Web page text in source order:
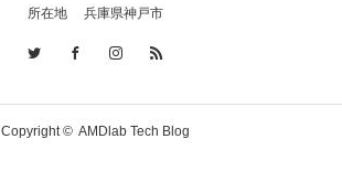
所在地 兵庫県神戸市
Copyright © AMDlab Tech Blog